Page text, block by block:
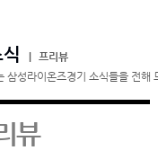
프리뷰
삼성라이온즈경기 소식들을 전해
뷰